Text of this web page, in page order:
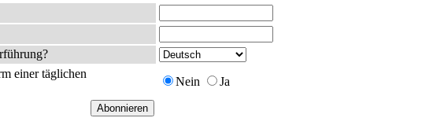
einer täglichen
Nein Ja